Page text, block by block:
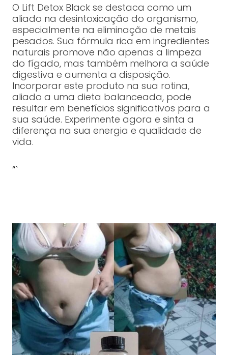
O Lift Detox Black se destaca como um
aliado na desintoxicação do organismo,
especialmente na eliminação de metais
pesados. Sua fórmula rica em ingredientes
naturais promove não apenas a limpeza
do fígado, mas também melhora a saúde
digestiva e aumenta a disposição.
Incorporar este produto na sua rotina,
aliado a uma dieta balanceada, pode
resultar em benefícios significativos para a
sua saúde. Experimente agora e sinta a
diferença na sua energia e qualidade de
vida.
“`